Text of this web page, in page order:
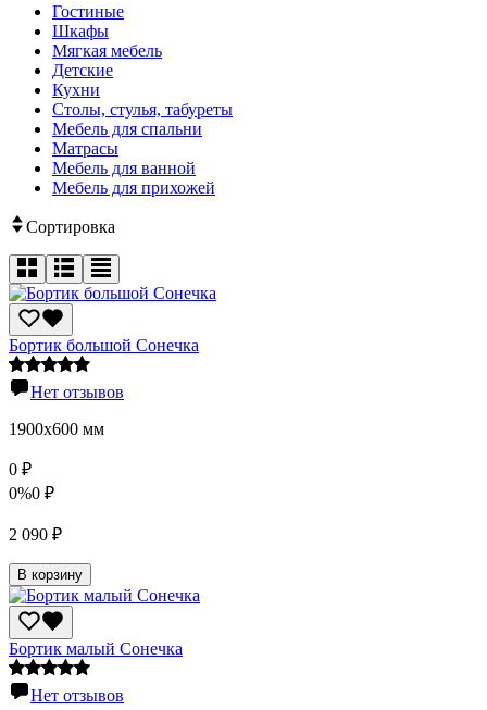
Гостиные
Шкафы
Мягкая мебель
Детские
Кухни
Столы, стулья, табуреты
Мебель для спальни
Матрасы
Мебель для ванной
Мебель для прихожей
Сортировка
Бортик большой Сонечка
Нет отзывов
1900х600 мм
0 ₽
0%0 ₽
2 090 ₽
В корзину
Бортик малый Сонечка
Нет отзывов